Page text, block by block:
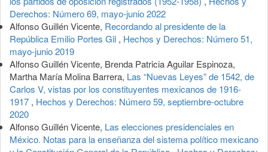
Derechos: Número 69, mayo-junio 2022
Alfonso Guillén Vicente, Recordando al presidente de la
República Emilio Portes Gil , Hechos y Derechos: Número 51,
mayo-junio 2019
Alfonso Guillén Vicente, Brenda Patricia Aguilar Espinoza,
Martha María Molina Barrera, Las “Nuevas Leyes” de 1542, de
Carlos V, vistas por los constituyentes mexicanos de 1916-
1917 , Hechos y Derechos: Número 59, septiembre-octubre
2020
Alfonso Guillén Vicente, Las elecciones presidenciales en
México. Notas para la enseñanza del sistema político mexicano